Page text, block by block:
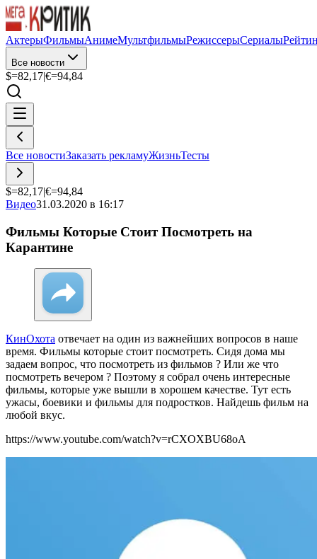
АктерыФильмыАнимеМультфильмыРежиссерыСериалы
Все новости
$=82,17|€=94,84
Все новостиЗаказать рекламуЖизньТесты
$=82,17|€=94,84
Видео31.03.2020 в 16:17
Фильмы Которые Стоит Посмотреть на
Карантине
КинОхота отвечает на один из важнейших вопросов в наше
время. Фильмы которые стоит посмотреть. Сидя дома мы
задаем вопрос, что посмотреть из фильмов ? Или же что
посмотреть вечером ? Поэтому я собрал очень интересные
фильмы, которые уже вышли в хорошем качестве. Тут есть
ужасы, боевики и фильмы для подростков. Найдешь фильм на
любой вкус.
https://www.youtube.com/watch?v=rCXOXBU68oA